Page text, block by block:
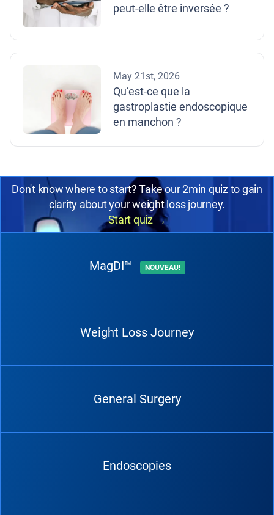
peut-elle être inversée ?
May 21st, 2026
Qu’est-ce que la
gastroplastie endoscopique
en manchon ?
Don't know where to start? Take our 2min quiz to gain
clarity about your weight loss journey.
Start quiz→
MagDI™ NOUVEAU!
Weight Loss Journey
General Surgery
Endoscopies